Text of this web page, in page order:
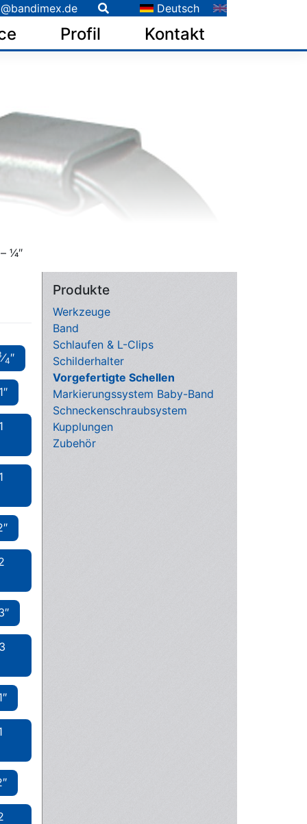
Profil Kontakt
Deutsch
⁄4″
Produkte
Werkzeuge
Band
Schlaufen & L-Clips
Schilderhalter
Vorgefertigte Schellen
Markierungssystem Baby-Band
Schneckenschraubsystem
Kupplungen
Zubehör